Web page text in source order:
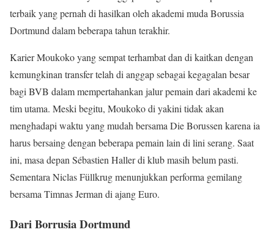
terbaik yang pernah di hasilkan oleh akademi muda Borussia
Dortmund dalam beberapa tahun terakhir.
Karier Moukoko yang sempat terhambat dan di kaitkan dengan
kemungkinan transfer telah di anggap sebagai kegagalan besar
bagi BVB dalam mempertahankan jalur pemain dari akademi ke
tim utama. Meski begitu, Moukoko di yakini tidak akan
menghadapi waktu yang mudah bersama Die Borussen karena ia
harus bersaing dengan beberapa pemain lain di lini serang. Saat
ini, masa depan Sébastien Haller di klub masih belum pasti.
Sementara Niclas Füllkrug menunjukkan performa gemilang
bersama Timnas Jerman di ajang Euro.
Dari Borrusia Dortmund